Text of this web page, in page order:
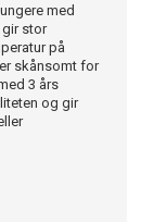
med
gir stor
på
skånsomt for
3 års
og gir